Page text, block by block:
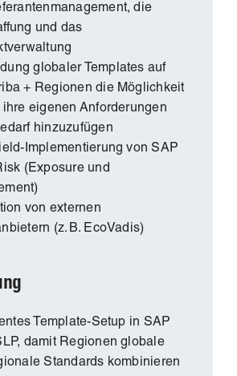
die
und das
globaler Templates auf
+ Regionen die Möglichkeit
ihre eigenen Anforderungen
hinzuzufügen
Implementierung von SAP
(Exposure und
von externen
(z. B. EcoVadis)
Template-Setup in SAP
damit Regionen globale
Standards kombinieren